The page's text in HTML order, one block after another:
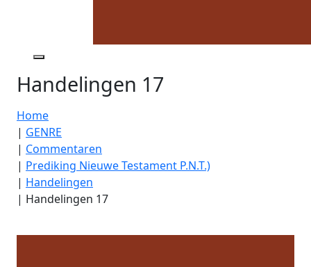
Handelingen 17
Home
| GENRE
| Commentaren
| Prediking Nieuwe Testament P.N.T.)
| Handelingen
| Handelingen 17